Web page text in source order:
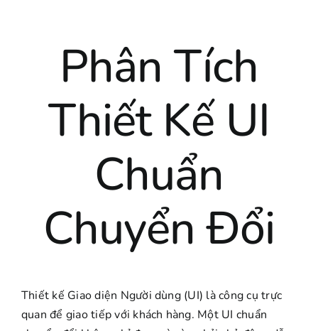
Phân Tích
Thiết Kế UI
Chuẩn
Chuyển Đổi
Thiết kế Giao diện Người dùng (UI) là công cụ trực
quan để giao tiếp với khách hàng. Một UI chuẩn